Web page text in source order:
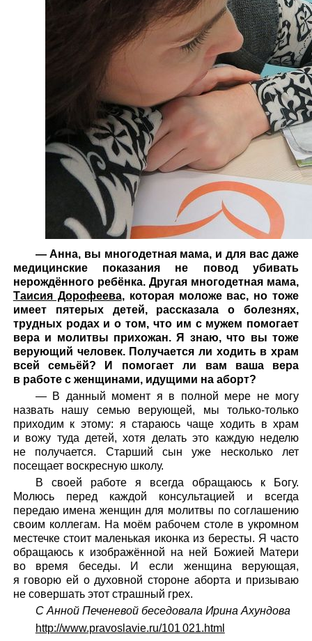
— Анна, вы многодетная мама, и для вас даже
медицинские показания не повод убивать
нерождённого ребёнка. Другая многодетная мама,
Таисия Дорофеева, которая моложе вас, но тоже
имеет пятерых детей, рассказала о болезнях,
трудных родах и о том, что им с мужем помогает
вера и молитвы прихожан. Я знаю, что вы тоже
верующий человек. Получается ли ходить в храм
всей семьёй? И помогает ли вам ваша вера
в работе с женщинами, идущими на аборт?
— В данный момент я в полной мере не могу
назвать нашу семью верующей, мы только-только
приходим к этому: я стараюсь чаще ходить в храм
и вожу туда детей, хотя делать это каждую неделю
не получается. Старший сын уже несколько лет
посещает воскресную школу.
В своей работе я всегда обращаюсь к Богу.
Молюсь перед каждой консультацией и всегда
передаю имена женщин для молитвы по соглашению
своим коллегам. На моём рабочем столе в укромном
местечке стоит маленькая иконка из бересты. Я часто
обращаюсь к изображённой на ней Божией Матери
во время беседы. И если женщина верующая,
я говорю ей о духовной стороне аборта и призываю
не совершать этот страшный грех.
С Анной Печеневой беседовала Ирина Ахундова
http://www.pravoslavie.ru/101 021.html